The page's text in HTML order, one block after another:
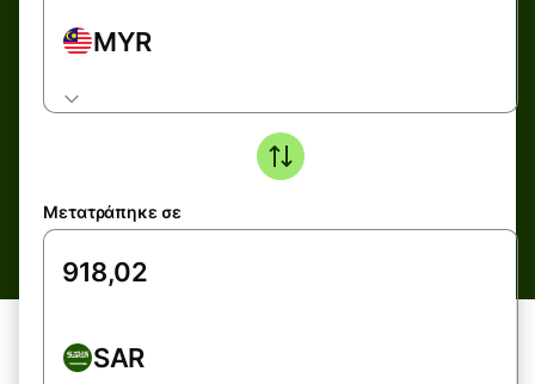
MYR
Μετατράπηκε σε
SAR